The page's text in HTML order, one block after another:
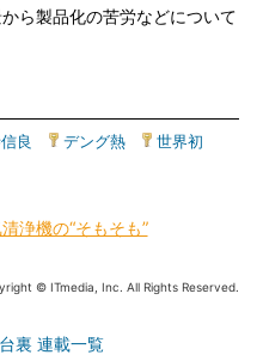
ら製品化の苦労などについて
良 デング熱 世界初
浄機の“そもそも”
© ITmedia, Inc. All Rights Reserved.
裏 連載一覧